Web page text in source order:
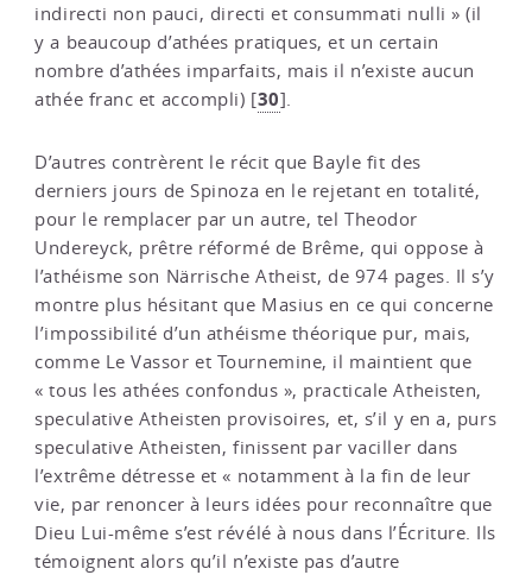
indirecti non pauci, directi et consummati nulli » (il
y a beaucoup d’athées pratiques, et un certain
nombre d’athées imparfaits, mais il n’existe aucun
athée franc et accompli) [30]
D’autres contrèrent le récit que Bayle fit des
derniers jours de Spinoza en le rejetant en totalité,
pour le remplacer par un autre, tel Theodor
Undereyck, prêtre réformé de Brême, qui oppose à
l’athéisme son Närrische Atheist, de 974 pages. Il s’y
montre plus hésitant que Masius en ce qui concerne
l’impossibilité d’un athéisme théorique pur, mais,
comme Le Vassor et Tournemine, il maintient que
« tous les athées confondus », practicale Atheisten,
speculative Atheisten provisoires, et, s’il y en a, purs
speculative Atheisten, finissent par vaciller dans
l’extrême détresse et « notamment à la fin de leur
vie, par renoncer à leurs idées pour reconnaître que
Dieu Lui-même s’est révélé à nous dans l’Écriture. Ils
témoignent alors qu’il n’existe pas d’autre